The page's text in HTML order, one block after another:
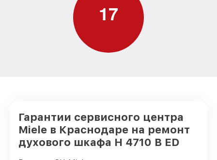
17
Гарантии сервисного центра
Miele в Краснодаре на ремонт
духового шкафа H 4710 B ED